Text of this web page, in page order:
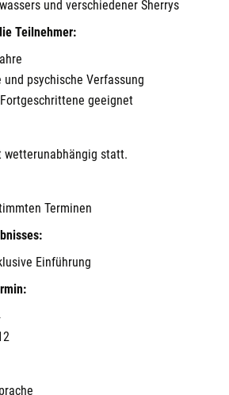
und verschiedener Sherrys
Teilnehmer:
psychische Verfassung
geeignet
wetterunabhängig statt.
Terminen
Einführung